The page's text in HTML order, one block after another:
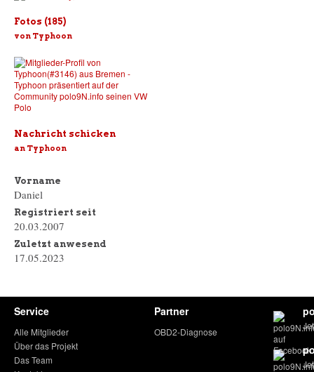
Fotos (185)
von Typhoon
Nachricht schicken
an Typhoon
Vorname
Daniel
Registriert seit
20.03.2007
Zuletzt anwesend
17.05.2023
Service
Alle Mitglieder
Über das Projekt
Das Team
Partner
OBD2-Diagnose